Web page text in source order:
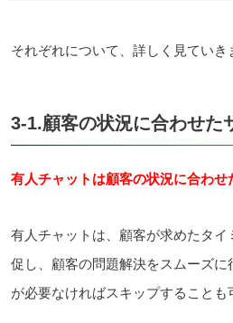
それぞれについて、詳しく見ていき
3-1.顧客の状況に合わせた
有人チャットは顧客の状況に合わせ
有人チャットは、顧客が求めたタ
促し、顧客の問題解決をスムーズに
が必要なければスキップすることも